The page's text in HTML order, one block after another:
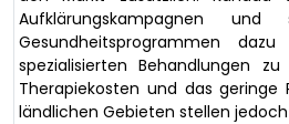
Aufklärungskampagnen und
Gesundheitsprogrammen
spezialisierten Behandlungen
Therapiekosten und das geringe
ländlichen Gebieten stellen